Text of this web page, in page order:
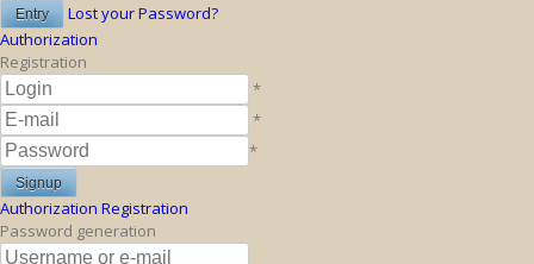
Lost your Password?
Authorization
Registration
*
*
*
Authorization Registration
Password generation